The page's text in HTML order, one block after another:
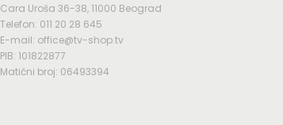
Cara Uroša 36-38, 11000 Beograd
Telefon: 011 20 28 645
E-mail: office@tv-shop.tv
PIB: 101822877
Matični broj: 06493394